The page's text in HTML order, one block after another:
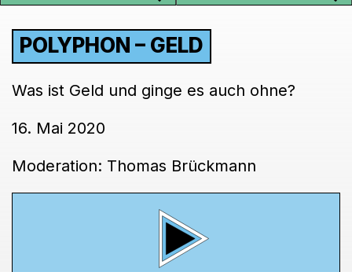
POLYPHON – GELD
Was ist Geld und ginge es auch ohne?
16. Mai 2020
Moderation: Thomas Brückmann